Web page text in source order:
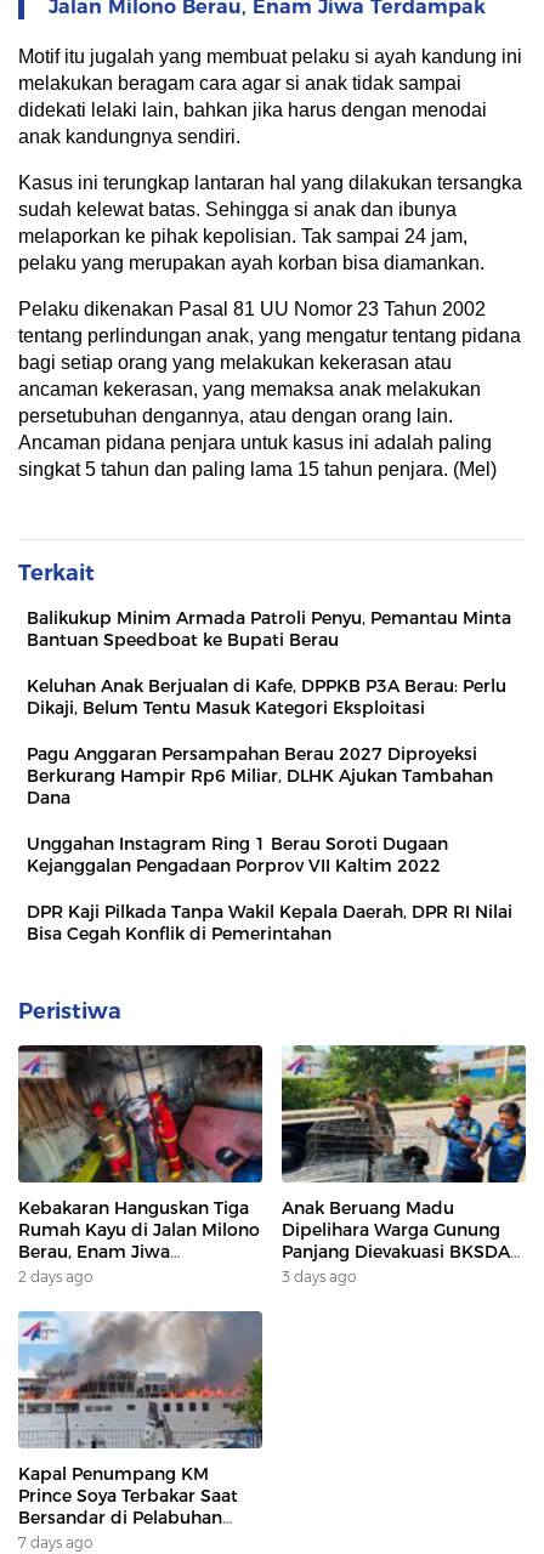
Jalan Milono Berau, Enam Jiwa Terdampak
Motif itu jugalah yang membuat pelaku si ayah kandung ini
melakukan beragam cara agar si anak tidak sampai
didekati lelaki lain, bahkan jika harus dengan menodai
anak kandungnya sendiri.
Kasus ini terungkap lantaran hal yang dilakukan tersangka
sudah kelewat batas. Sehingga si anak dan ibunya
melaporkan ke pihak kepolisian. Tak sampai 24 jam,
pelaku yang merupakan ayah korban bisa diamankan.
Pelaku dikenakan Pasal 81 UU Nomor 23 Tahun 2002
tentang perlindungan anak, yang mengatur tentang pidana
bagi setiap orang yang melakukan kekerasan atau
ancaman kekerasan, yang memaksa anak melakukan
persetubuhan dengannya, atau dengan orang lain.
Ancaman pidana penjara untuk kasus ini adalah paling
singkat 5 tahun dan paling lama 15 tahun penjara. (Mel)
Terkait
Balikukup Minim Armada Patroli Penyu, Pemantau Minta
Bantuan Speedboat ke Bupati Berau
Keluhan Anak Berjualan di Kafe, DPPKB P3A Berau: Perlu
Dikaji, Belum Tentu Masuk Kategori Eksploitasi
Pagu Anggaran Persampahan Berau 2027 Diproyeksi
Berkurang Hampir Rp6 Miliar, DLHK Ajukan Tambahan
Dana
Unggahan Instagram Ring 1 Berau Soroti Dugaan
Kejanggalan Pengadaan Porprov VII Kaltim 2022
DPR Kaji Pilkada Tanpa Wakil Kepala Daerah, DPR RI Nilai
Bisa Cegah Konflik di Pemerintahan
Peristiwa
Kebakaran Hanguskan Tiga
Rumah Kayu di Jalan Milono
Berau, Enam Jiwa
Terdampak
2 days ago
Anak Beruang Madu
Dipelihara Warga Gunung
Panjang Dievakuasi BKSDA
Dan DAMKAR
3 days ago
Kapal Penumpang KM
Prince Soya Terbakar Saat
Bersandar di Pelabuhan
Samarinda, Keberangkatan
7 days ago